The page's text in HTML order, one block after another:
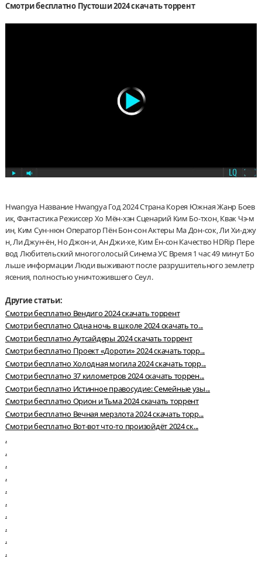
Смотри бесплатно Пустоши 2024 скачать торрент
Hwangya Название Hwangya Год 2024 Страна Корея Южная Жанр Боев
ик, Фантастика Режиссер Хо Мён-хэн Сценарий Ким Бо-тхон, Квак Чэ-м
ин, Ким Сун-нюн Оператор Пён Бон-сон Актеры Ма Дон-сок, Ли Хи-джу
н, Ли Джун-ён, Но Джон-и, Ан Джи-хе, Ким Ён-сон Качество HDRip Пере
вод Любительский многоголосый Синема УС Время 1 час 49 минут Бо
льше информации Люди выживают после разрушительного землетр
ясения, полностью уничтожившего Сеул.
Другие статьи:
Смотри бесплатно Вендиго 2024 скачать торрент
Смотри бесплатно Одна ночь в школе 2024 скачать то...
Смотри бесплатно Аутсайдеры 2024 скачать торрент
Смотри бесплатно Проект «Дороти» 2024 скачать торр...
Смотри бесплатно Холодная могила 2024 скачать торр...
Смотри бесплатно 37 километров 2024 скачать торрен...
Смотри бесплатно Истинное правосудие: Семейные узы...
Смотри бесплатно Орион и Тьма 2024 скачать торрент
Смотри бесплатно Вечная мерзлота 2024 скачать торр...
Смотри бесплатно Вот-вот что-то произойдёт 2024 ск...
.
.
.
.
.
.
.
.
.
.